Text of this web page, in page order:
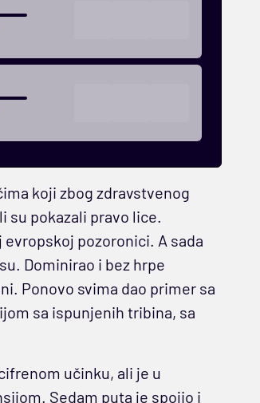
koji zbog zdravstvenog
su pokazali pravo lice.
pozoronici. A sada
Dominirao i bez hrpe
Ponovo svima dao primer sa
sa ispunjenih tribina, sa
učinku, ali je u
Sedam puta je spojio i